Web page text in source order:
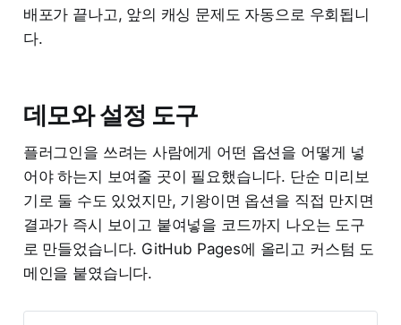
배포가 끝나고, 앞의 캐싱 문제도 자동으로 우회됩니
다.
데모와 설정 도구
플러그인을 쓰려는 사람에게 어떤 옵션을 어떻게 넣
어야 하는지 보여줄 곳이 필요했습니다. 단순 미리보
기로 둘 수도 있었지만, 기왕이면 옵션을 직접 만지면
결과가 즉시 보이고 붙여넣을 코드까지 나오는 도구
로 만들었습니다. GitHub Pages에 올리고 커스텀 도
메인을 붙였습니다.